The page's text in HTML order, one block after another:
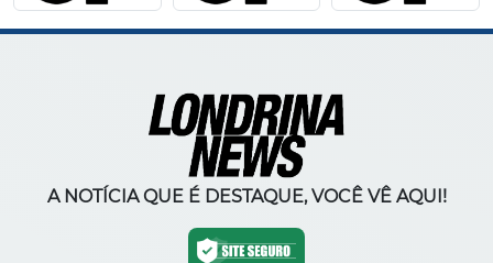
A NOTÍCIA QUE É DESTAQUE, VOCÊ VÊ AQUI!